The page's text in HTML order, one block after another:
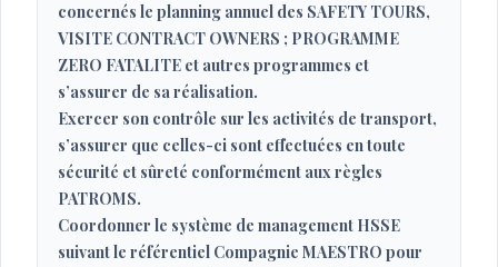
concernés le planning annuel des SAFETY TOURS,
VISITE CONTRACT OWNERS ; PROGRAMME
ZERO FATALITE et autres programmes et
s’assurer de sa réalisation.
Exercer son contrôle sur les activités de transport,
s’assurer que celles-ci sont effectuées en toute
sécurité et sûreté conformément aux règles
PATROMS.
Coordonner le système de management HSSE
suivant le référentiel Compagnie MAESTRO pour